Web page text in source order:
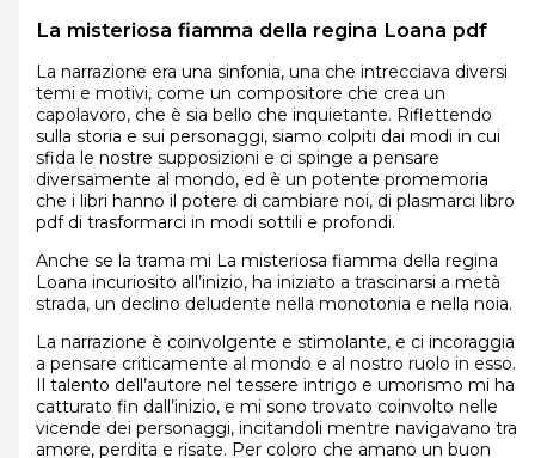
La misteriosa fiamma della regina Loana pdf
La narrazione era una sinfonia, una che intrecciava diversi
temi e motivi, come un compositore che crea un
capolavoro, che è sia bello che inquietante. Riflettendo
sulla storia e sui personaggi, siamo colpiti dai modi in cui
sfida le nostre supposizioni e ci spinge a pensare
diversamente al mondo, ed è un potente promemoria
che i libri hanno il potere di cambiare noi, di plasmarci libro
pdf di trasformarci in modi sottili e profondi.
Anche se la trama mi La misteriosa fiamma della regina
Loana incuriosito all’inizio, ha iniziato a trascinarsi a metà
strada, un declino deludente nella monotonia e nella noia.
La narrazione è coinvolgente e stimolante, e ci incoraggia
a pensare criticamente al mondo e al nostro ruolo in esso.
Il talento dell’autore nel tessere intrigo e umorismo mi ha
catturato fin dall’inizio, e mi sono trovato coinvolto nelle
vicende dei personaggi, incitandoli mentre navigavano tra
amore, perdita e risate. Per coloro che amano un buon